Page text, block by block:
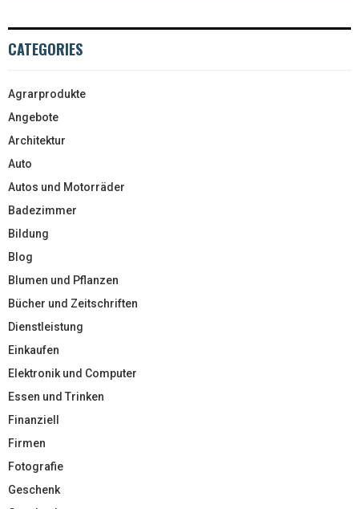
CATEGORIES
Agrarprodukte
Angebote
Architektur
Auto
Autos und Motorräder
Badezimmer
Bildung
Blog
Blumen und Pflanzen
Bücher und Zeitschriften
Dienstleistung
Einkaufen
Elektronik und Computer
Essen und Trinken
Finanziell
Firmen
Fotografie
Geschenk